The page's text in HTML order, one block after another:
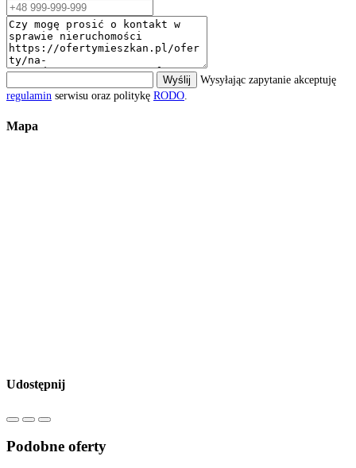
Wyślij
Wysyłając zapytanie akceptuję
regulamin serwisu oraz politykę RODO
Mapa
Udostępnij
Podobne oferty